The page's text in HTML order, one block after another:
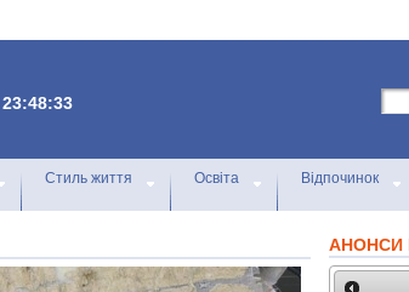
23:48:33
Стиль життя Освіта Відпочинок
АНОНСИ